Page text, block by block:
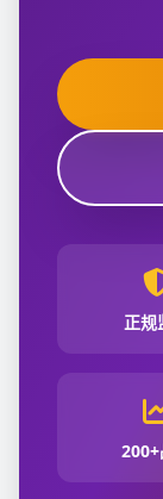
正规